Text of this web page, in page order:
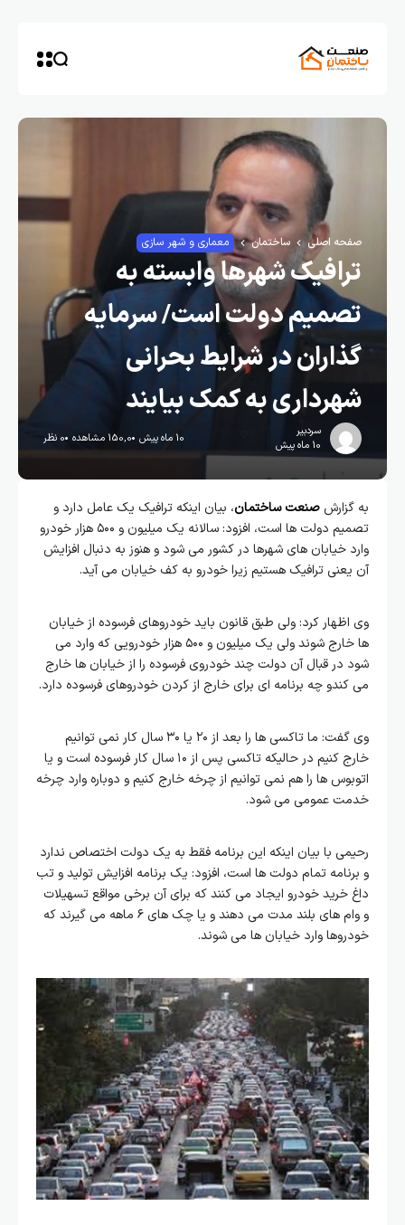
صفحه اصلی ساختمان معماری و شهر سازی
ترافیک شهرها وابسته به
تصمیم دولت است/ سرمایه
گذاران در شرایط بحرانی
شهرداری به کمک بیایند
سردبیر
10 ماه پیش
10 ماه پیش 150,0 مشاهده 0 نظر
به گزارش صنعت ساختمان، بیان اینکه ترافیک یک عامل دارد و
تصمیم دولت ها است، افزود: سالانه یک میلیون و ۵۰۰ هزار خودرو
وارد خیابان های شهرها در کشور می شود و هنوز به دنبال افزایش
آن یعنی ترافیک هستیم زیرا خودرو به کف خیابان می آید.
وی اظهار کرد: ولی طبق قانون باید خودروهای فرسوده از خیابان
ها خارج شوند ولی یک میلیون و ۵۰۰ هزار خودرویی که وارد می
شود در قبال آن دولت چند خودروی فرسوده را از خیابان ها خارج
می کندو چه برنامه ای برای خارج از کردن خودروهای فرسوده دارد.
وی گفت: ما تاکسی ها را بعد از ۲۰ یا ۳۰ سال کار نمی توانیم
خارج کنیم در حالیکه تاکسی پس از ۱۰ سال کار فرسوده است و یا
اتوبوس ها را هم نمی توانیم از چرخه خارج کنیم و دوباره وارد چرخه
خدمت عمومی می شود.
رحیمی با بیان اینکه این برنامه فقط به یک دولت اختصاص ندارد
و برنامه تمام دولت ها است، افزود: یک برنامه افزایش تولید و تب
داغ خرید خودرو ایجاد می کنند که برای آن برخی مواقع تسهیلات
و وام های بلند مدت می دهند و یا چک های ۶ ماهه می گیرند که
خودروها وارد خیابان ها می شوند.